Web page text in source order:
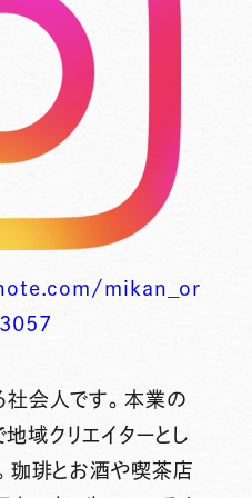
mikan_or
会人です。本業の
域クリエイターとし
珈琲とお酒や喫茶店